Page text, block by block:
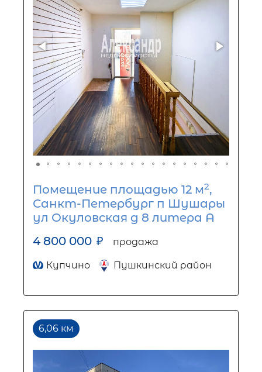
Помещение площадью 12 м2,
Санкт-Петербург п Шушары
ул Окуловская д 8 литера А
4 800 000 ₽ продажа
Купчино Пушкинский район
6,06 км